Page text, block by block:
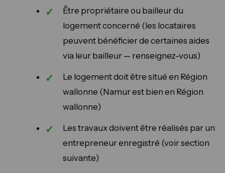
Être propriétaire ou bailleur du
logement concerné (les locataires
peuvent bénéficier de certaines aides
via leur bailleur — renseignez-vous)
Le logement doit être situé en Région
wallonne (Namur est bien en Région
wallonne)
Les travaux doivent être réalisés par un
entrepreneur enregistré (voir section
suivante)